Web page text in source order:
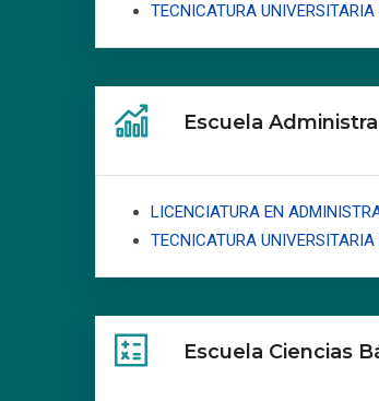
TECNICATURA
Escuela
LICENCIATURA EN
TECNICATURA
Escuela Ciencias